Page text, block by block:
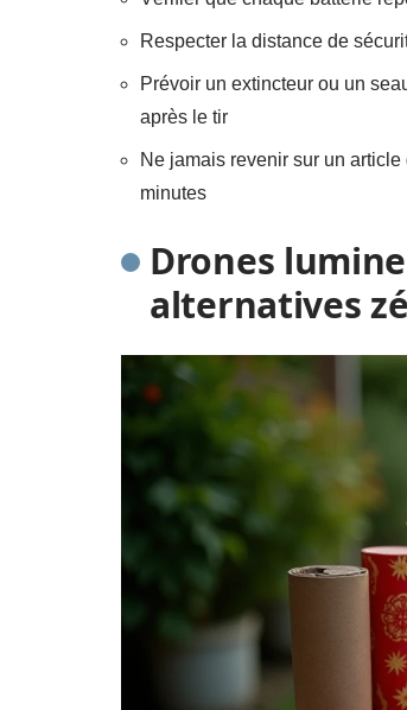
Respecter la distance de
Prévoir un extincteur ou un
après le tir
Ne jamais revenir sur un
minutes
Drones
alternatives